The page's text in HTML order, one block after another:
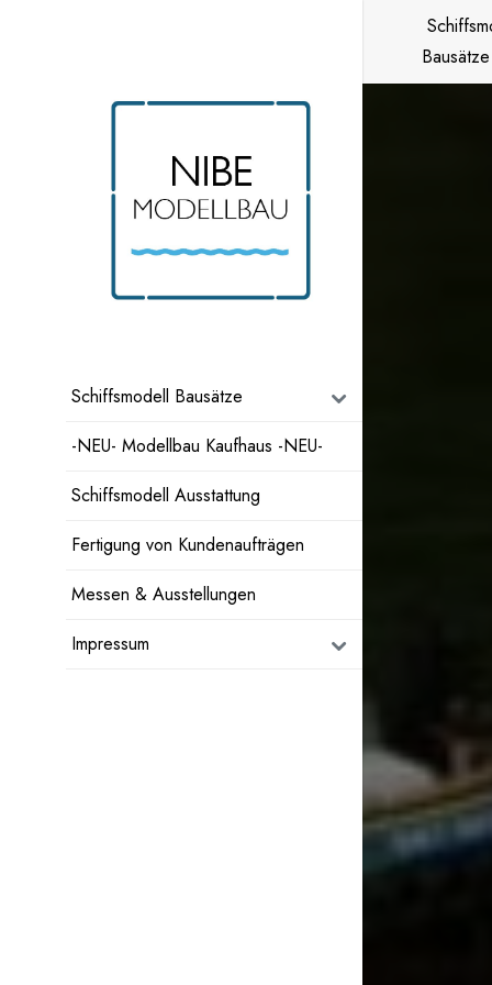
Schiffsmodell Bausätze
-NEU- Modellbau Kaufhaus -NEU-
Schiffsmodell Ausstattung
Fertigung von Kundenaufträgen
Messen & Ausstellungen
Impressum
Bausätze